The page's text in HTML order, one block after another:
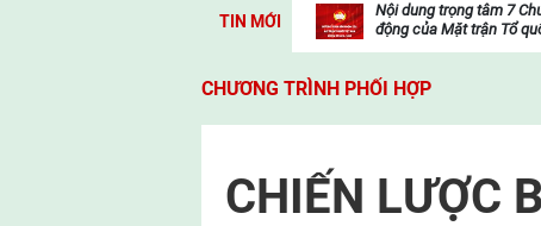
TIN MỚI
Bài viết của Tổng Bí thư Tô Lâm: TIẾN
viện
Nội dung trọng tâm 7
động của Mặt trận Tổ
CHƯƠNG TRÌNH PHỐI HỢP
CHIẾN LƯỢC